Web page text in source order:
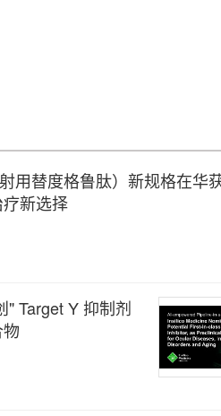
用替度格鲁肽）新规格在华
新选择
" Target Y 抑制剂